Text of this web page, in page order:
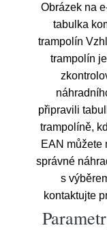
Obrázek na
tabulka
trampolín
trampolín
připravili
trampolíně,
EAN můžete
správné
s
kontaktujte